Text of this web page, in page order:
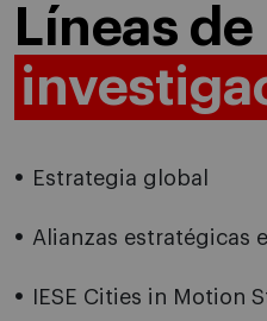
Líneas de
Estrategia global
Alianzas estratégicas
IESE Cities in Motion